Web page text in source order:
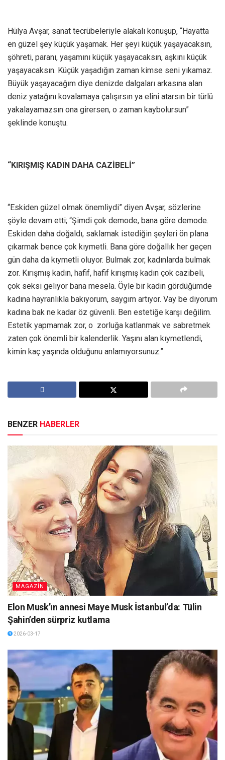
Hülya Avşar, sanat tecrübeleriyle alakalı konuşup, “Hayatta
en güzel şey küçük yaşamak. Her şeyi küçük yaşayacaksın,
şöhreti, paranı, yaşamını küçük yaşayacaksın, aşkını küçük
yaşayacaksın. Küçük yaşadığın zaman kimse seni yıkamaz.
Büyük yaşayacağım diye denizde dalgaları arkasına alan
deniz yatağını kovalamaya çalışırsın ya elini atarsın bir türlü
yakalayamazsın ona girersen, o zaman kaybolursun”
şeklinde konuştu.
“KIRIŞMIŞ KADIN DAHA CAZİBELİ”
“Eskiden güzel olmak önemliydi” diyen Avşar, sözlerine
şöyle devam etti; “Şimdi çok demode, bana göre demode.
Eskiden daha doğaldı, saklamak istediğin şeyleri ön plana
çıkarmak bence çok kıymetli. Bana göre doğallık her geçen
gün daha da kıymetli oluyor. Bulmak zor, kadınlarda bulmak
zor. Kırışmış kadın, hafif, hafif kırışmış kadın çok cazibeli,
çok seksi geliyor bana mesela. Öyle bir kadın gördüğümde
kadına hayranlıkla bakıyorum, saygım artıyor. Vay be diyorum
kadına bak ne kadar öz güvenli. Ben estetiğe karşı değilim.
Estetik yapmamak zor, o zorluğa katlanmak ve sabretmek
zaten çok önemli bir kalenderlik. Yaşını alan kıymetlendi,
kimin kaç yaşında olduğunu anlamıyorsunuz.”
BENZER HABERLER
MAGAZİN
Elon Musk’ın annesi Maye Musk İstanbul’da: Tülin
Şahin’den sürpriz kutlama
2026-03-17